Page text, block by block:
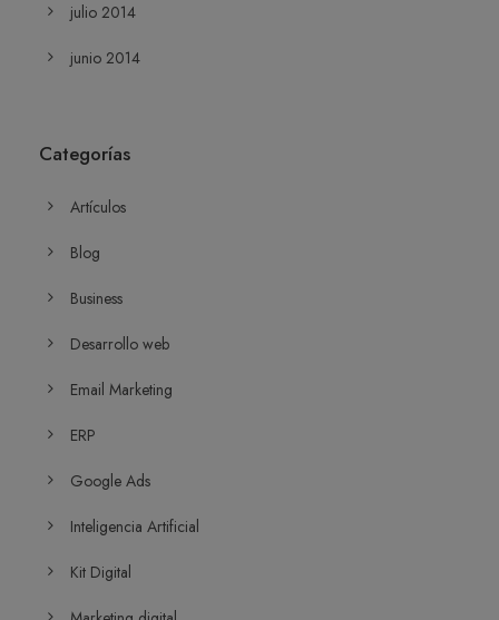
julio 2014
junio 2014
Categorías
Artículos
Blog
Business
Desarrollo web
Email Marketing
ERP
Google Ads
Inteligencia Artificial
Kit Digital